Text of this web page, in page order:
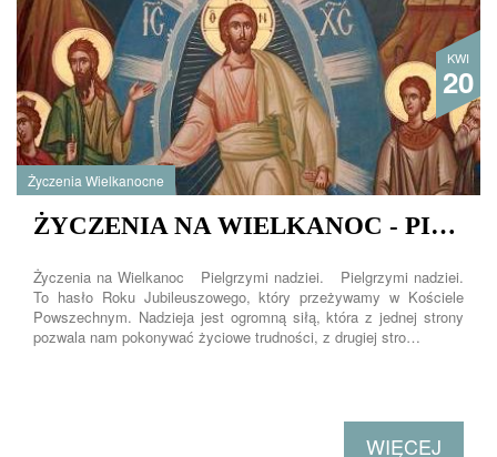
KWI
20
Życzenia Wielkanocne
ŻYCZENIA NA WIELKANOC - PIELGRZYMI NADZIEI
Życzenia na Wielkanoc Pielgrzymi nadziei. Pielgrzymi nadziei.
To hasło Roku Jubileuszowego, który przeżywamy w Kościele
Powszechnym. Nadzieja jest ogromną siłą, która z jednej strony
pozwala nam pokonywać życiowe trudności, z drugiej stro…
WIĘCEJ